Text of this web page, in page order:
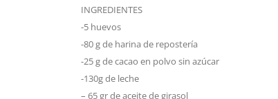
INGREDIENTES
-5 huevos
-80 g de harina de repostería
-25 g de cacao en polvo sin azúcar
-130g de leche
– 65 gr de aceite de girasol